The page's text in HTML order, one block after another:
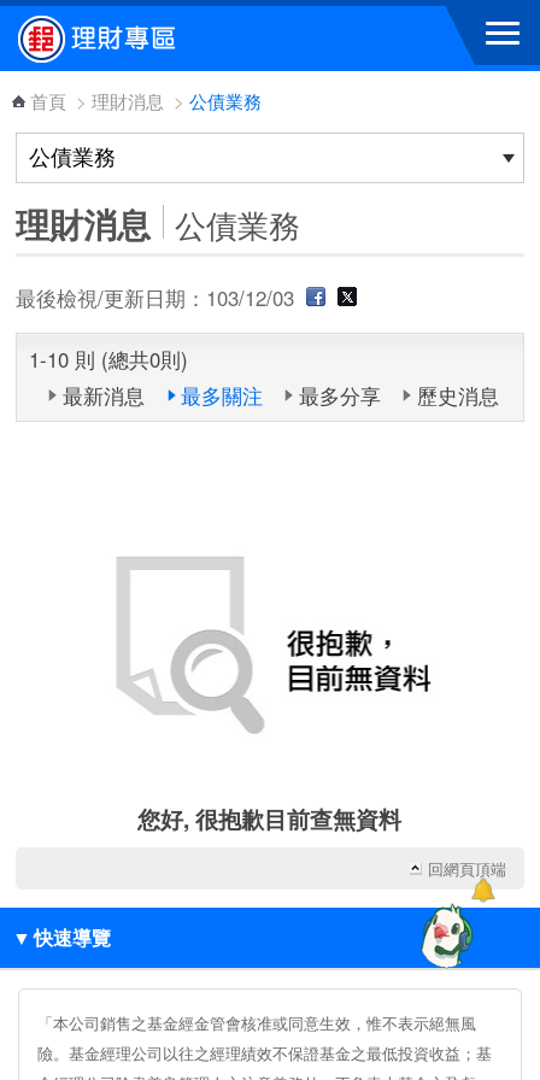
跳到主要內容區塊
首頁 > 理財消息 > 公債業務
理財消息 公債業務
最後檢視/更新日期：103/12/03
1-10 則 (總共0則)
最新消息
最多關注 最多分享 歷史消息
您好, 很抱歉目前查無資料
回網頁頂端
▼ 快速導覽
「本公司銷售之基金經金管會核准或同意生效，惟不表示絕無風
險。基金經理公司以往之經理績效不保證基金之最低投資收益；基